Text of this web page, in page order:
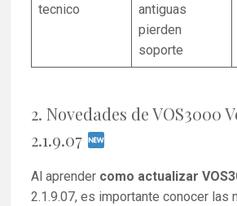
tecnico
antiguas
pierden
soporte
2. Novedades de VOS3000
2.1.9.07
Al aprender como actualizar
2.1.9.07, es importante conocer las